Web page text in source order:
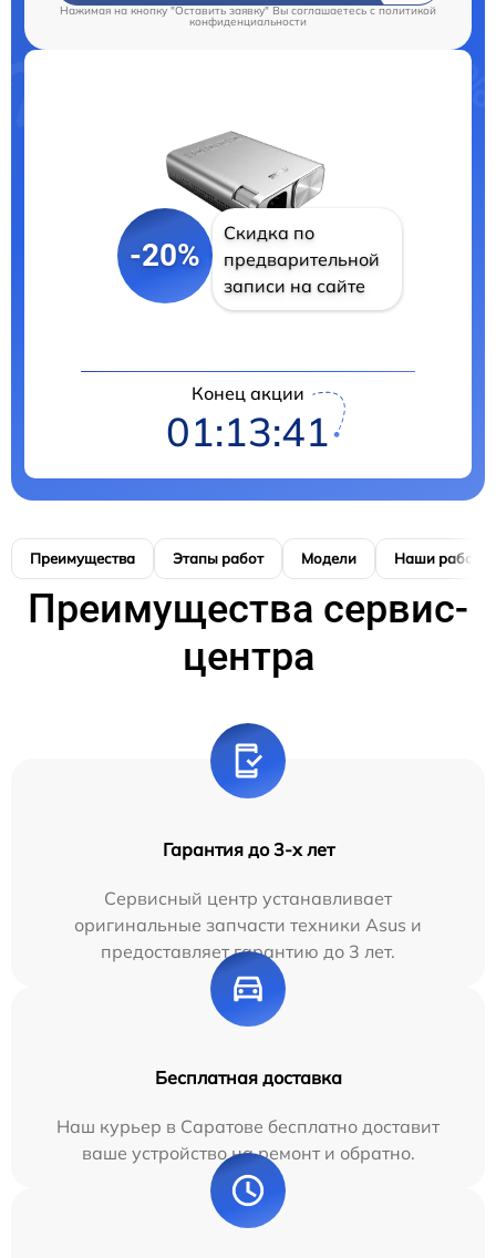
Нажимая на кнопку "Оставить заявку" Вы соглашаетесь c политикой
конфиденциальности
-20%
Скидка по
предварительной
записи на сайте
Конец акции
01:13:41
Преимущества Этапы работ Модели Наши работы
Преимущества сервис-
центра
Гарантия до 3-х лет
Сервисный центр устанавливает
оригинальные запчасти техники Asus и
предоставляет гарантию до 3 лет.
Бесплатная доставка
Наш курьер в Саратове бесплатно доставит
ваше устройство на ремонт и обратно.